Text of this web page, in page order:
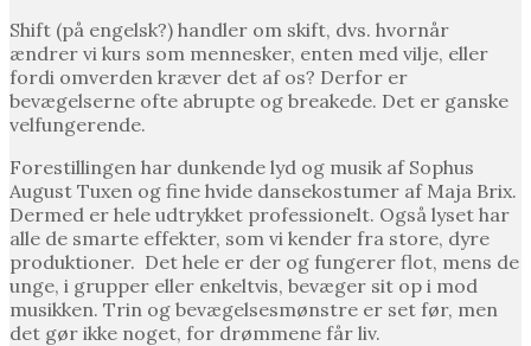
Shift (på engelsk?) handler om skift, dvs. hvornår
ændrer vi kurs som mennesker, enten med vilje, eller
fordi omverden kræver det af os? Derfor er
bevægelserne ofte abrupte og breakede. Det er ganske
velfungerende.
Forestillingen har dunkende lyd og musik af Sophus
August Tuxen og fine hvide dansekostumer af Maja Brix.
Dermed er hele udtrykket professionelt. Også lyset har
alle de smarte effekter, som vi kender fra store, dyre
produktioner. Det hele er der og fungerer flot, mens de
unge, i grupper eller enkeltvis, bevæger sit op i mod
musikken. Trin og bevægelsesmønstre er set før, men
det gør ikke noget, for drømmene får liv.